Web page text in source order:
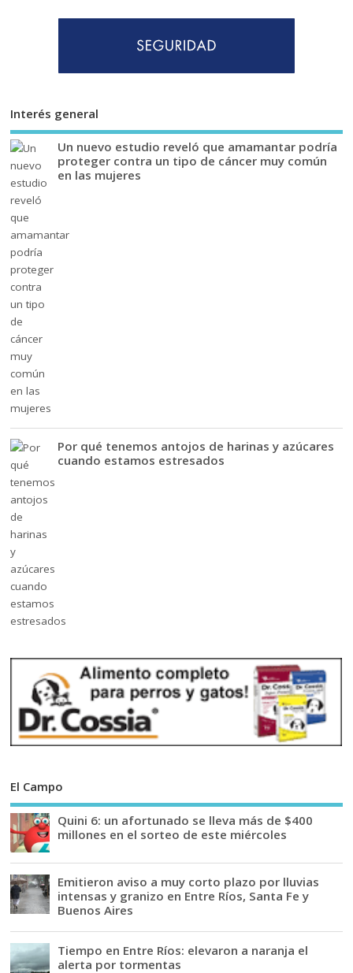
Interés general
Un nuevo estudio reveló que amamantar podría
proteger contra un tipo de cáncer muy común
en las mujeres
Por qué tenemos antojos de harinas y azúcares
cuando estamos estresados
El Campo
Quini 6: un afortunado se lleva más de $400
millones en el sorteo de este miércoles
Emitieron aviso a muy corto plazo por lluvias
intensas y granizo en Entre Ríos, Santa Fe y
Buenos Aires
Tiempo en Entre Ríos: elevaron a naranja el
alerta por tormentas